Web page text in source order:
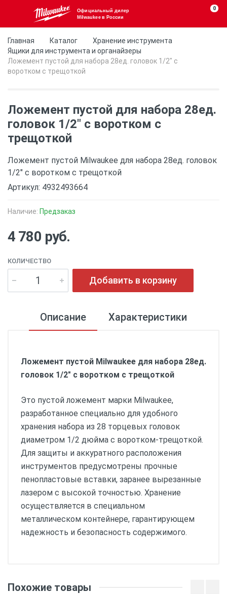
Официальный дилер
Milwaukee в России
0
Главная Каталог
Хранение инструмента
Ящики для инструмента и органайзеры
Ложемент пустой для набора 28ед. головок 1/2" с
воротком с трещоткой
Ложемент пустой для набора 28ед.
головок 1/2" с воротком с
трещоткой
Ложемент пустой Milwaukee для набора 28ед. головок
1/2" с воротком с трещоткой
Артикул: 4932493664
Наличие: Предзаказ
4 780 руб.
КОЛИЧЕСТВО
Добавить в корзину
Описание Характеристики
Ложемент пустой Milwaukee для набора 28ед.
головок 1/2" с воротком с трещоткой
Это пустой ложемент марки Milwaukee,
разработанное специально для удобного
хранения набора из 28 торцевых головок
диаметром 1/2 дюйма с воротком-трещоткой.
Для защиты и аккуратного расположения
инструментов предусмотрены прочные
пенопластовые вставки, заранее вырезанные
лазером с высокой точностью. Хранение
осуществляется в специальном
металлическом контейнере, гарантирующем
надежность и безопасность содержимого.
Похожие товары